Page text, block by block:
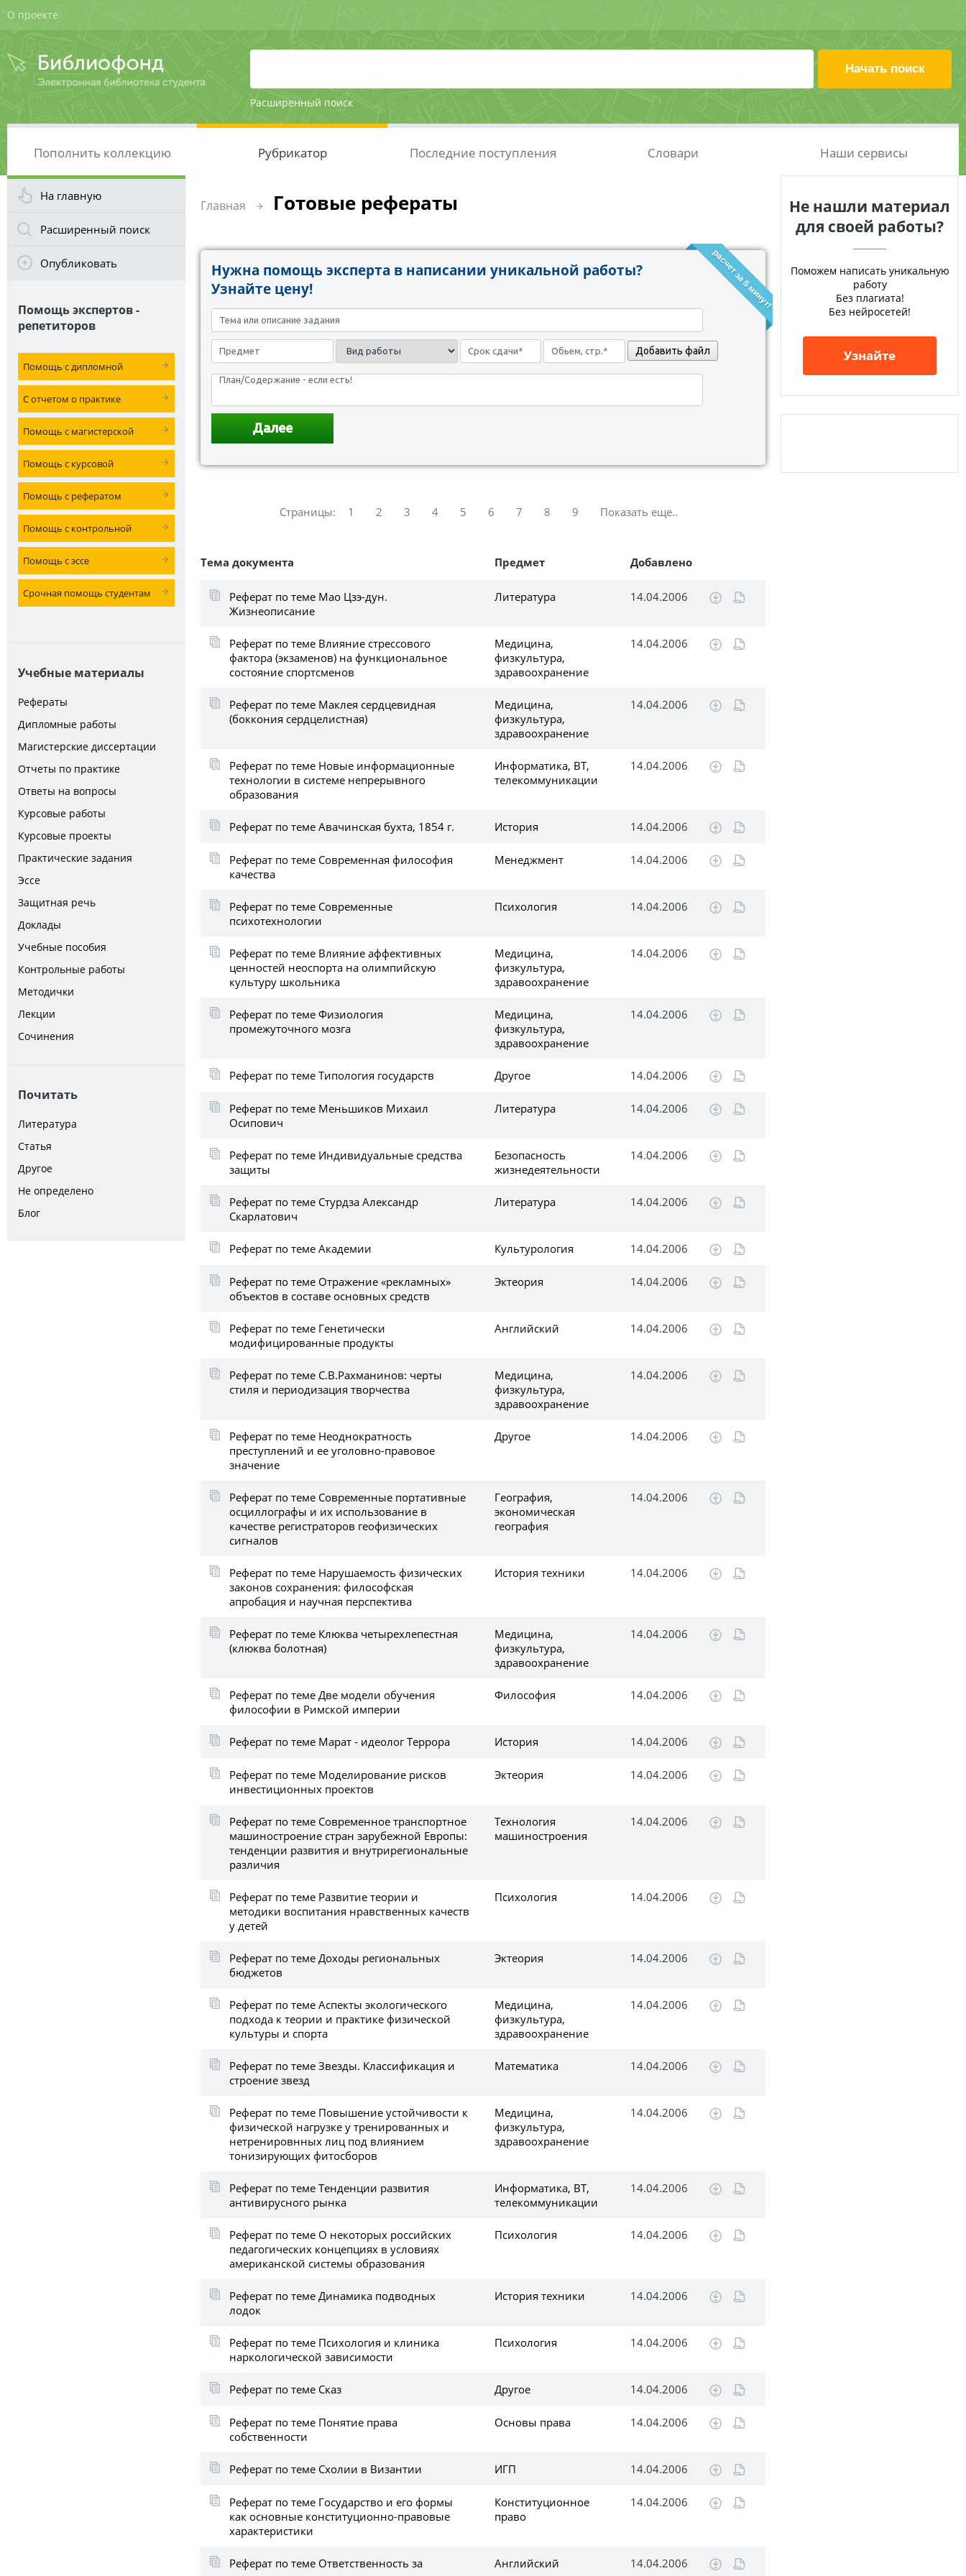
О проекте
Расширенный поиск
Пополнить коллекцию Рубрикатор Последние поступления Словари Наши сервисы
На главную
Расширенный поиск
Опубликовать
Помощь экспертов -
репетиторов
Помощь с дипломной
С отчетом о практике
Помощь с магистерской
Помощь с курсовой
Помощь с рефератом
Помощь с контрольной
Помощь с эссе
Срочная помощь студентам
Учебные материалы
Рефераты
Дипломные работы
Магистерские диссертации
Отчеты по практике
Ответы на вопросы
Курсовые работы
Курсовые проекты
Практические задания
Эссе
Защитная речь
Доклады
Учебные пособия
Контрольные работы
Методички
Лекции
Сочинения
Почитать
Литература
Статья
Другое
Не определено
Блог
Главная Готовые рефераты
расчет за 5 минут!
Нужна помощь эксперта в написании уникальной работы?
Узнайте цену!
Добавить файл
Страницы: 1 2 3 4 5 6 7 8 9 Показать еще..
Тема документа Предмет Добавлено
Реферат по теме Мао Цзэ-дун.
Жизнеописание
Литература 14.04.2006
Реферат по теме Влияние стрессового
фактора (экзаменов) на функциональное
состояние спортсменов
Медицина,
физкультура,
здравоохранение
14.04.2006
Реферат по теме Маклея сердцевидная
(боккония сердцелистная)
Медицина,
физкультура,
здравоохранение
14.04.2006
Реферат по теме Новые информационные
технологии в системе непрерывного
образования
Информатика, ВТ,
телекоммуникации
14.04.2006
Реферат по теме Авачинская бухта, 1854 г. История 14.04.2006
Реферат по теме Современная философия
качества
Менеджмент 14.04.2006
Реферат по теме Современные
психотехнологии
Психология 14.04.2006
Реферат по теме Влияние аффективных
ценностей неоспорта на олимпийскую
культуру школьника
Медицина,
физкультура,
здравоохранение
14.04.2006
Реферат по теме Физиология
промежуточного мозга
Медицина,
физкультура,
здравоохранение
14.04.2006
Реферат по теме Типология государств Другое 14.04.2006
Реферат по теме Меньшиков Михаил
Осипович
Литература 14.04.2006
Реферат по теме Индивидуальные средства
защиты
Безопасность
жизнедеятельности
14.04.2006
Реферат по теме Стурдза Александр
Скарлатович
Литература 14.04.2006
Реферат по теме Академии Культурология 14.04.2006
Реферат по теме Отражение «рекламных»
объектов в составе основных средств
Эктеория 14.04.2006
Реферат по теме Генетически
модифицированные продукты
Английский 14.04.2006
Реферат по теме С.В.Рахманинов: черты
стиля и периодизация творчества
Медицина,
физкультура,
здравоохранение
14.04.2006
Реферат по теме Неоднократность
преступлений и ее уголовно-правовое
значение
Другое 14.04.2006
Реферат по теме Современные портативные
осциллографы и их использование в
качестве регистраторов геофизических
сигналов
География,
экономическая
география
14.04.2006
Реферат по теме Нарушаемость физических
законов сохранения: философская
апробация и научная перспектива
История техники 14.04.2006
Реферат по теме Клюква четырехлепестная
(клюква болотная)
Медицина,
физкультура,
здравоохранение
14.04.2006
Реферат по теме Две модели обучения
философии в Римской империи
Философия 14.04.2006
Реферат по теме Марат - идеолог Террора История 14.04.2006
Реферат по теме Моделирование рисков
инвестиционных проектов
Эктеория 14.04.2006
Реферат по теме Современное транспортное
машиностроение стран зарубежной Европы:
тенденции развития и внутрирегиональные
различия
Технология
машиностроения
14.04.2006
Реферат по теме Развитие теории и
методики воспитания нравственных качеств
у детей
Психология 14.04.2006
Реферат по теме Доходы региональных
бюджетов
Эктеория 14.04.2006
Реферат по теме Аспекты экологического
подхода к теории и практике физической
культуры и спорта
Медицина,
физкультура,
здравоохранение
14.04.2006
Реферат по теме Звезды. Классификация и
строение звезд
Математика 14.04.2006
Реферат по теме Повышение устойчивости к
физической нагрузке у тренированных и
нетренировнных лиц под влиянием
тонизирующих фитосборов
Медицина,
физкультура,
здравоохранение
14.04.2006
Реферат по теме Тенденции развития
антивирусного рынка
Информатика, ВТ,
телекоммуникации
14.04.2006
Реферат по теме О некоторых российских
педагогических концепциях в условиях
американской системы образования
Психология 14.04.2006
Реферат по теме Динамика подводных
лодок
История техники 14.04.2006
Реферат по теме Психология и клиника
наркологической зависимости
Психология 14.04.2006
Реферат по теме Сказ Другое 14.04.2006
Реферат по теме Понятие права
собственности
Основы права 14.04.2006
Реферат по теме Схолии в Византии ИГП 14.04.2006
Реферат по теме Государство и его формы
как основные конституционно-правовые
характеристики
Конституционное
право
14.04.2006
Реферат по теме Ответственность за
Английский 14.04.2006
Не нашли материал
для своей работы?
Поможем написать уникальную
работу
Без плагиата!
Без нейросетей!
Узнайте